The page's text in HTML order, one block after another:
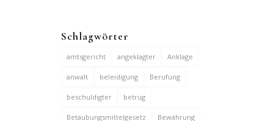
Schlagwörter
amtsgericht angeklagter Anklage
anwalt beleidigung Berufung
beschuldigter betrug
Betäubungsmittelgesetz Bewährung